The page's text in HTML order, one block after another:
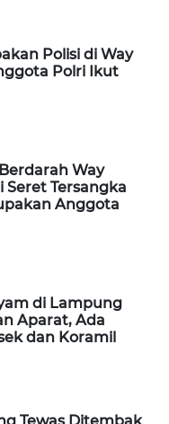
Polisi di Way
Polri Ikut
Way
Seret Tersangka
Anggota
di Lampung
Aparat, Ada
dan Koramil